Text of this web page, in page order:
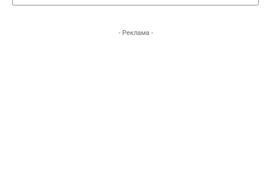
- Реклама -